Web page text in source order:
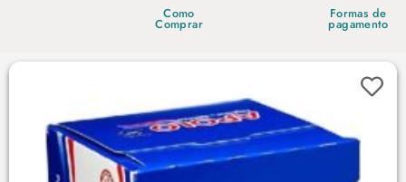
Como
Comprar
Formas de
pagamento